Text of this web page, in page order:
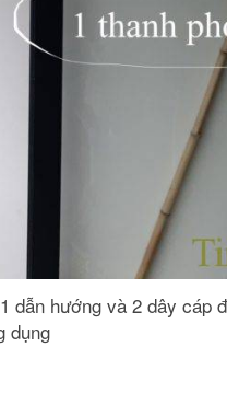
hướng và 2 dây cáp
dụng